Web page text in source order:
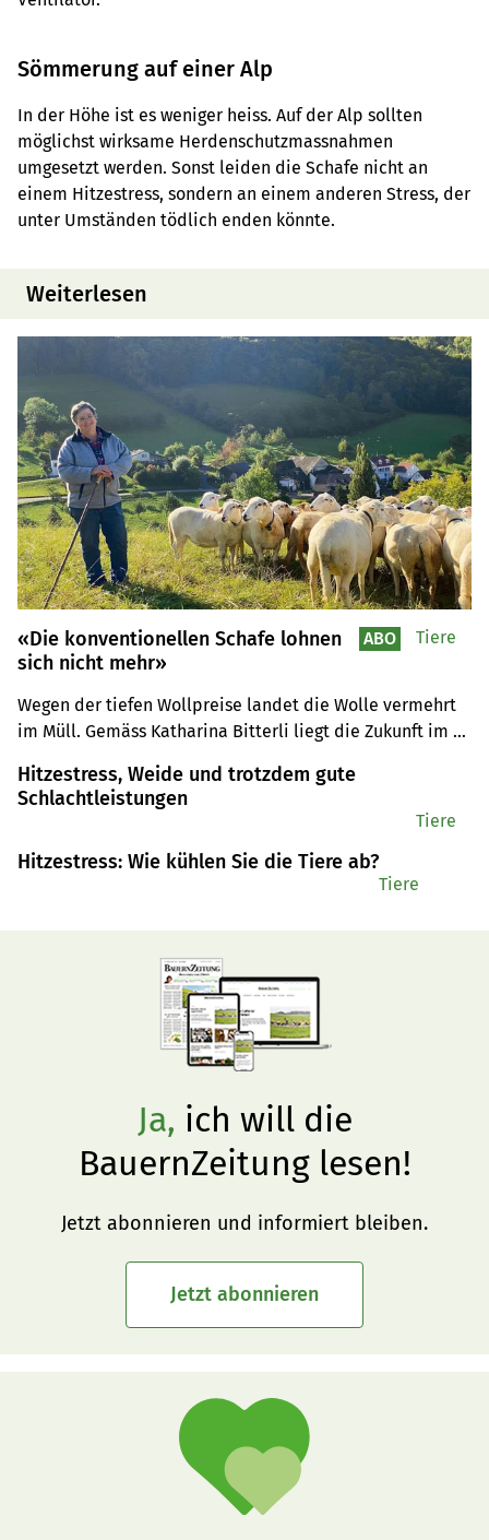
Sömmerung auf einer Alp
In der Höhe ist es weniger heiss. Auf der Alp sollten
möglichst wirksame Herdenschutzmassnahmen
umgesetzt werden. Sonst leiden die Schafe nicht an
einem Hitzestress, sondern an einem anderen Stress, der
unter Umständen tödlich enden könnte.
Weiterlesen
«Die konventionellen Schafe lohnen
sich nicht mehr»
Wegen der tiefen Wollpreise landet die Wolle vermehrt
im Müll. Gemäss Katharina Bitterli liegt die Zukunft im
ABO Tiere
Hitzestress, Weide und trotzdem gute
Schlachtleistungen
Tiere
Hitzestress: Wie kühlen Sie die Tiere ab?
Tiere
Ja, ich will die
BauernZeitung lesen!
Jetzt abonnieren und informiert bleiben.
Jetzt abonnieren